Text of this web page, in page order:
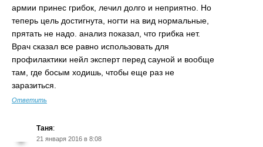
армии принес грибок, лечил долго и неприятно. Но
теперь цель достигнута, ногти на вид нормальные,
прятать не надо. анализ показал, что грибка нет.
Врач сказал все равно использовать для
профилактики нейл эксперт перед сауной и вообще
там, где босым ходишь, чтобы еще раз не
заразиться.
Ответить
Таня:
21 января 2016 в 8:08